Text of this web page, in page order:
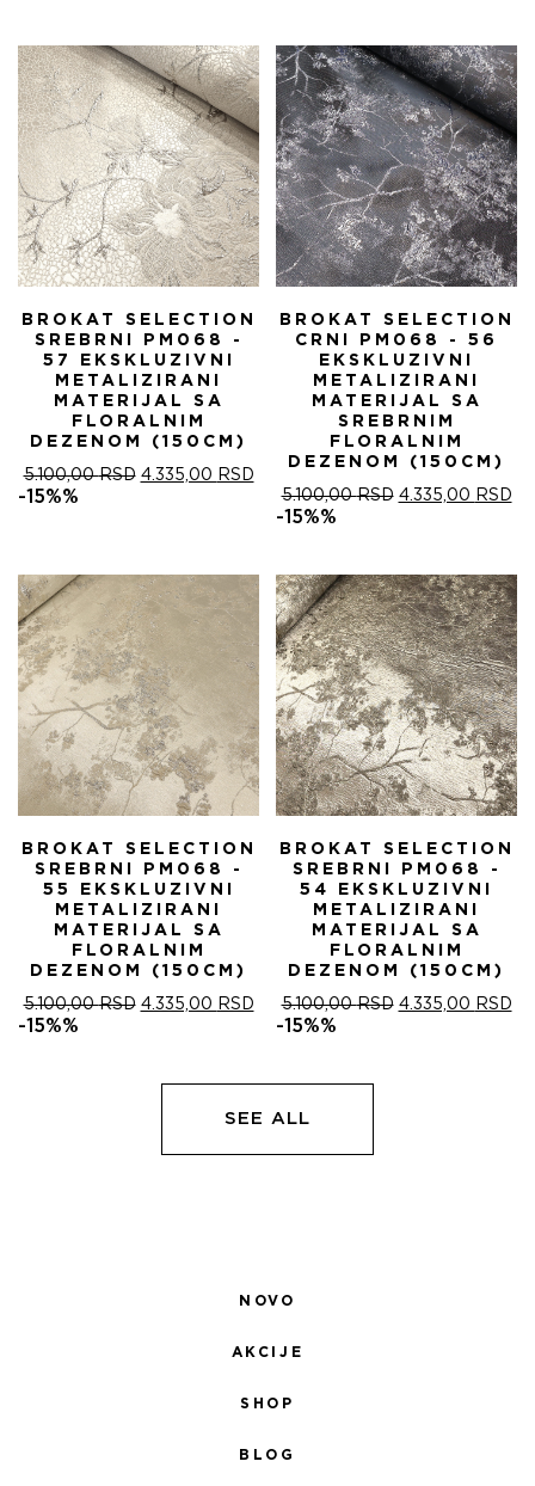
5.100,00 RSD.
BROKAT SELECTION
SREBRNI PM068 -
57 EKSKLUZIVNI
METALIZIRANI
MATERIJAL SA
FLORALNIM
DEZENOM (150CM)
5.100,00RSD ОРИГИНАЛНА
4.335,00 RSDТРЕНУТНА
ЦЕНА
-15%%
BROKAT SELECTION
CRNI PM068 - 56
EKSKLUZIVNI
METALIZIRANI
MATERIJAL SA
SREBRNIM
FLORALNIM
DEZENOM (150CM)
5.100,00RSD ОРИГИНАЛНА
5.100,00 RSD.
4.335,00 RSD
-15%%
BROKAT SELECTION
SREBRNI PM068 -
55 EKSKLUZIVNI
METALIZIRANI
MATERIJAL SA
FLORALNIM
DEZENOM (150CM)
5.100,00RSD ОРИГИНАЛНА
5.100,00 RSD.
4.335,00 RSDТРЕНУТНА
ЦЕНА
-15%%
BROKAT SELECTION
SREBRNI PM068 -
54 EKSKLUZIVNI
METALIZIRANI
MATERIJAL SA
FLORALNIM
DEZENOM (150CM)
5.100,00RSD ОРИГИНАЛНА
4.335,00 RSD
-15%%
SEE ALL
NOVO
AKCIJE
SHOP
BLOG